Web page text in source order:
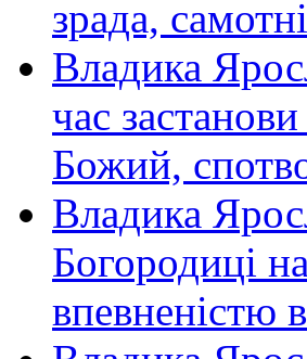
зрада,
Владика
час
Божий,
Владика
Богородиці
впевненістю